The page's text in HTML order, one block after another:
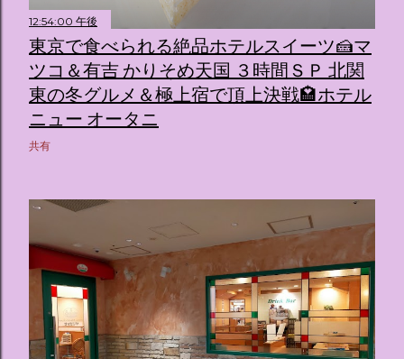
12:54:00 午後
東京で食べられる絶品ホテルスイーツ🍰マ
ツコ＆有吉 かりそめ天国 ３時間ＳＰ 北関
東の冬グルメ＆極上宿で頂上決戦🏩ホテル
ニュー オータニ
共有